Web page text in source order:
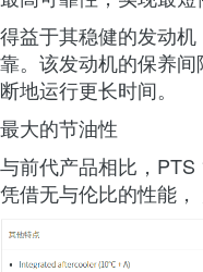
得益于其稳健的发动
靠。该发动机的保养
断地运行更长时间。
最大的节油性
与前代产品相比，PTS
凭借无与伦比的性能，